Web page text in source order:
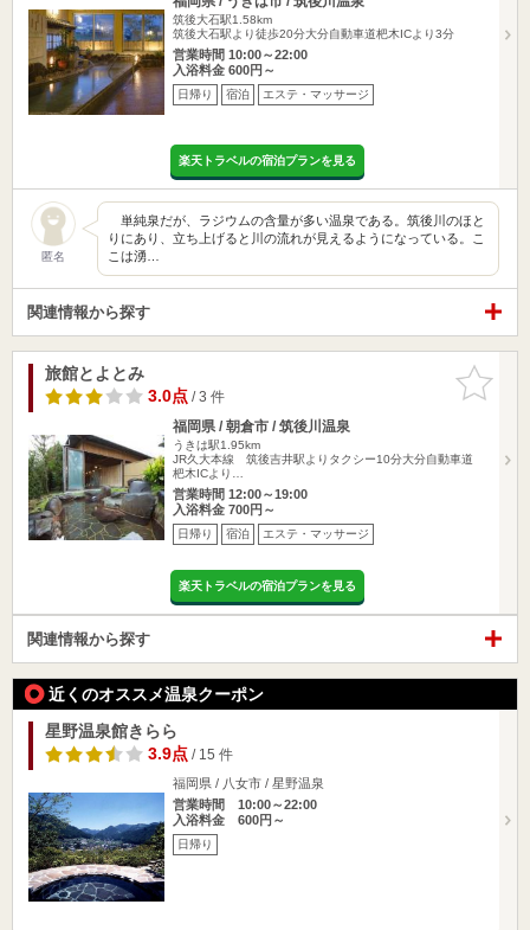
筑後大石駅1.58km
筑後大石駅より徒歩20分大分自動車道杷木ICより3分
営業時間 10:00～22:00
入浴料金 600円～
日帰り 宿泊 エステ・マッサージ
楽天トラベルの宿泊プランを見る
匿名
単純泉だが、ラジウムの含量が多い温泉である。筑後川のほと
りにあり、立ち上げると川の流れが見えるようになっている。こ
こは湧…
関連情報から探す
お気に入
りに追加
旅館とよとみ
3.0点/ 3 件
福岡県 / 朝倉市 / 筑後川温泉
うきは駅1.95km
JR久大本線 筑後吉井駅よりタクシー10分大分自動車道
杷木ICより…
営業時間 12:00～19:00
入浴料金 700円～
日帰り 宿泊 エステ・マッサージ
楽天トラベルの宿泊プランを見る
関連情報から探す
近くのオススメ温泉クーポン
星野温泉館きらら
3.9点/ 15 件
福岡県 / 八女市 / 星野温泉
営業時間 10:00～22:00
入浴料金 600円～
日帰り